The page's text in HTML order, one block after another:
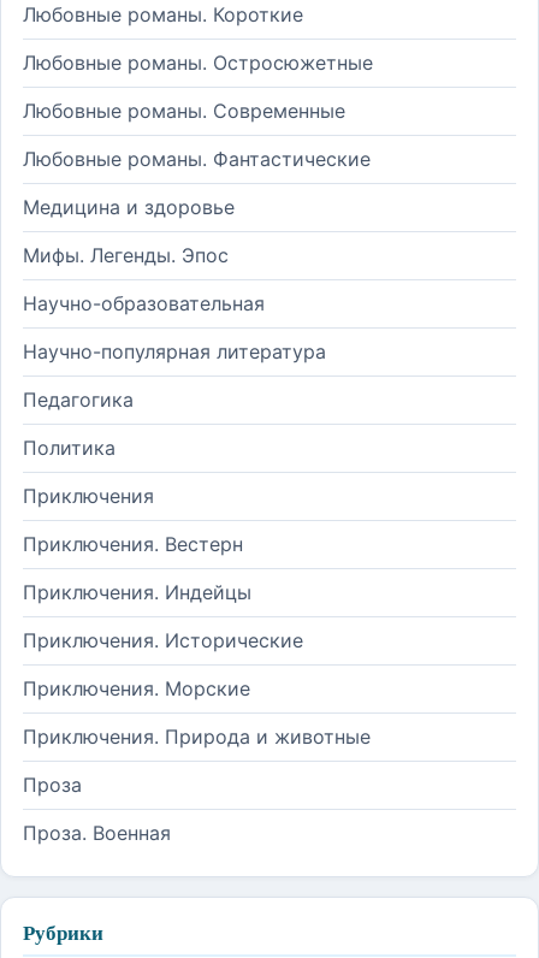
Любовные романы. Короткие
Любовные романы. Остросюжетные
Любовные романы. Современные
Любовные романы. Фантастические
Медицина и здоровье
Мифы. Легенды. Эпос
Научно-образовательная
Научно-популярная литература
Педагогика
Политика
Приключения
Приключения. Вестерн
Приключения. Индейцы
Приключения. Исторические
Приключения. Морские
Приключения. Природа и животные
Проза
Проза. Военная
Рубрики